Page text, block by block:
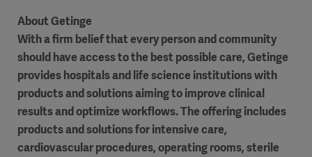
About Getinge
With a firm belief that every person and community
should have access to the best possible care, Getinge
provides hospitals and life science institutions with
products and solutions aiming to improve clinical
results and optimize workflows. The offering includes
products and solutions for intensive care,
cardiovascular procedures, operating rooms, sterile